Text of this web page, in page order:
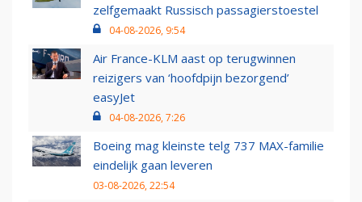
zelfgemaakt Russisch passagierstoestel
04-08-2026, 9:54
Air France-KLM aast op terugwinnen
reizigers van ‘hoofdpijn bezorgend’
easyJet
04-08-2026, 7:26
Boeing mag kleinste telg 737 MAX-familie
eindelijk gaan leveren
03-08-2026, 22:54